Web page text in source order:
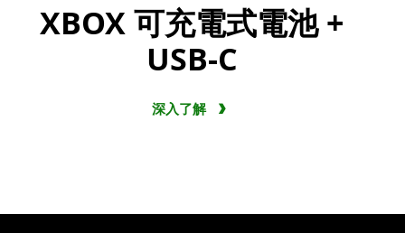
XBOX 可充電式電池 +
USB-C
深入了解